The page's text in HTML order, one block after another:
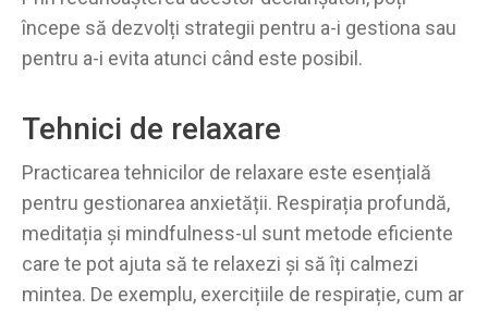
începe să dezvolți strategii pentru a-i gestiona sau
pentru a-i evita atunci când este posibil.
Tehnici de relaxare
Practicarea tehnicilor de relaxare este esențială
pentru gestionarea anxietății. Respirația profundă,
meditația și mindfulness-ul sunt metode eficiente
care te pot ajuta să te relaxezi și să îți calmezi
mintea. De exemplu, exercițiile de respirație, cum ar